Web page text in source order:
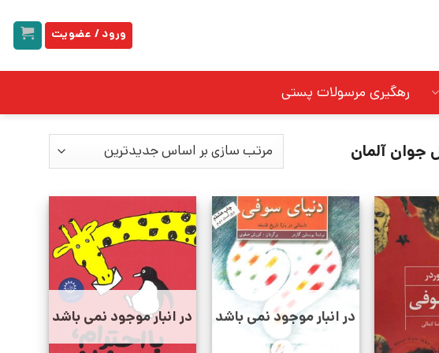
ورود / عضویت
رهگیری مرسولات پستی
جوان آلمان
در انبار موجود نمی باشد در انبار موجود نمی باشد